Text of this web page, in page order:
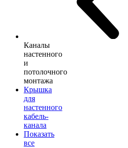
Каналы
настенного
и
потолочного
монтажа
Крышка
для
настенного
кабель-
канала
Показать
все